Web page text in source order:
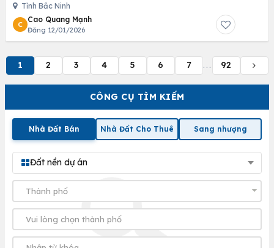
CÔNG CỤ TÌM KIẾM
Nhà Đất Bán Nhà Đất Cho Thuê Sang nhượng
Đất nền dự án
Tỉnh Bắc Ninh
C
Cao Quang Mạnh
Đăng 12/01/2026
1 2 3 4 5 6 7 ... 92